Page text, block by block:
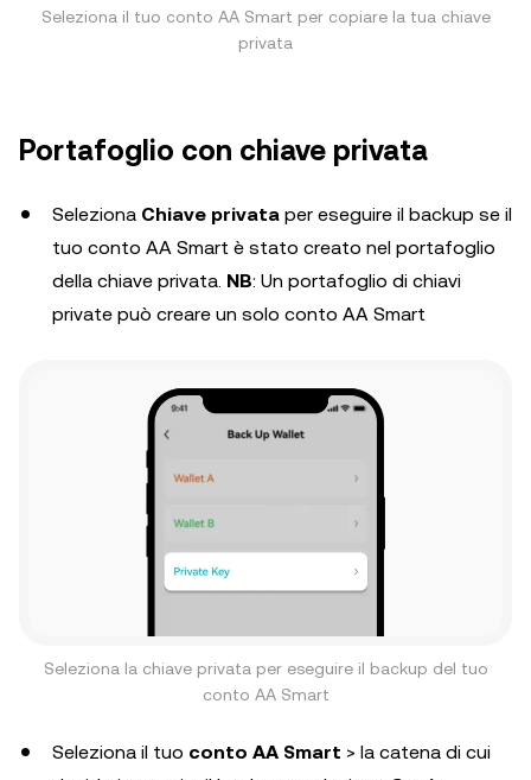
Seleziona il tuo conto AA Smart per copiare la tua chiave
privata
Portafoglio con chiave privata
Seleziona Chiave privata per eseguire il backup se il
tuo conto AA Smart è stato creato nel portafoglio
della chiave privata. NB: Un portafoglio di chiavi
private può creare un solo conto AA Smart
Seleziona la chiave privata per eseguire il backup del tuo
conto AA Smart
Seleziona il tuo conto AA Smart > la catena di cui